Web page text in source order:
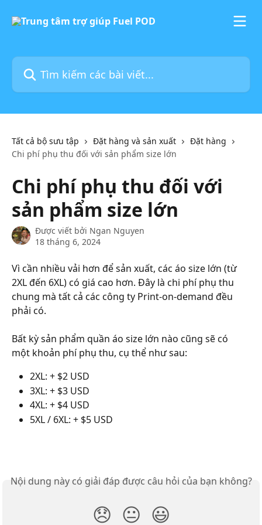
Tìm kiếm các bài viết...
Tất cả bộ sưu tập Đặt hàng và sản xuất
Đặt hàng
Chi phí phụ thu đối với sản phẩm size lớn
Chi phí phụ thu đối với
sản phẩm size lớn
Được viết bởi Ngan Nguyen
18 tháng 6, 2024
Vì cần nhiều vải hơn để sản xuất, các áo size lớn (từ
2XL đến 6XL) có giá cao hơn. Đây là chi phí phụ thu
chung mà tất cả các công ty Print-on-demand đều
phải có.
Bất kỳ sản phẩm quần áo size lớn nào cũng sẽ có
một khoản phí phụ thu, cụ thể như sau:
2XL: + $2 USD
3XL: + $3 USD
4XL: + $4 USD
5XL / 6XL: + $5 USD
Nội dung này có giải đáp được câu hỏi của bạn không?
😞 😐 😃